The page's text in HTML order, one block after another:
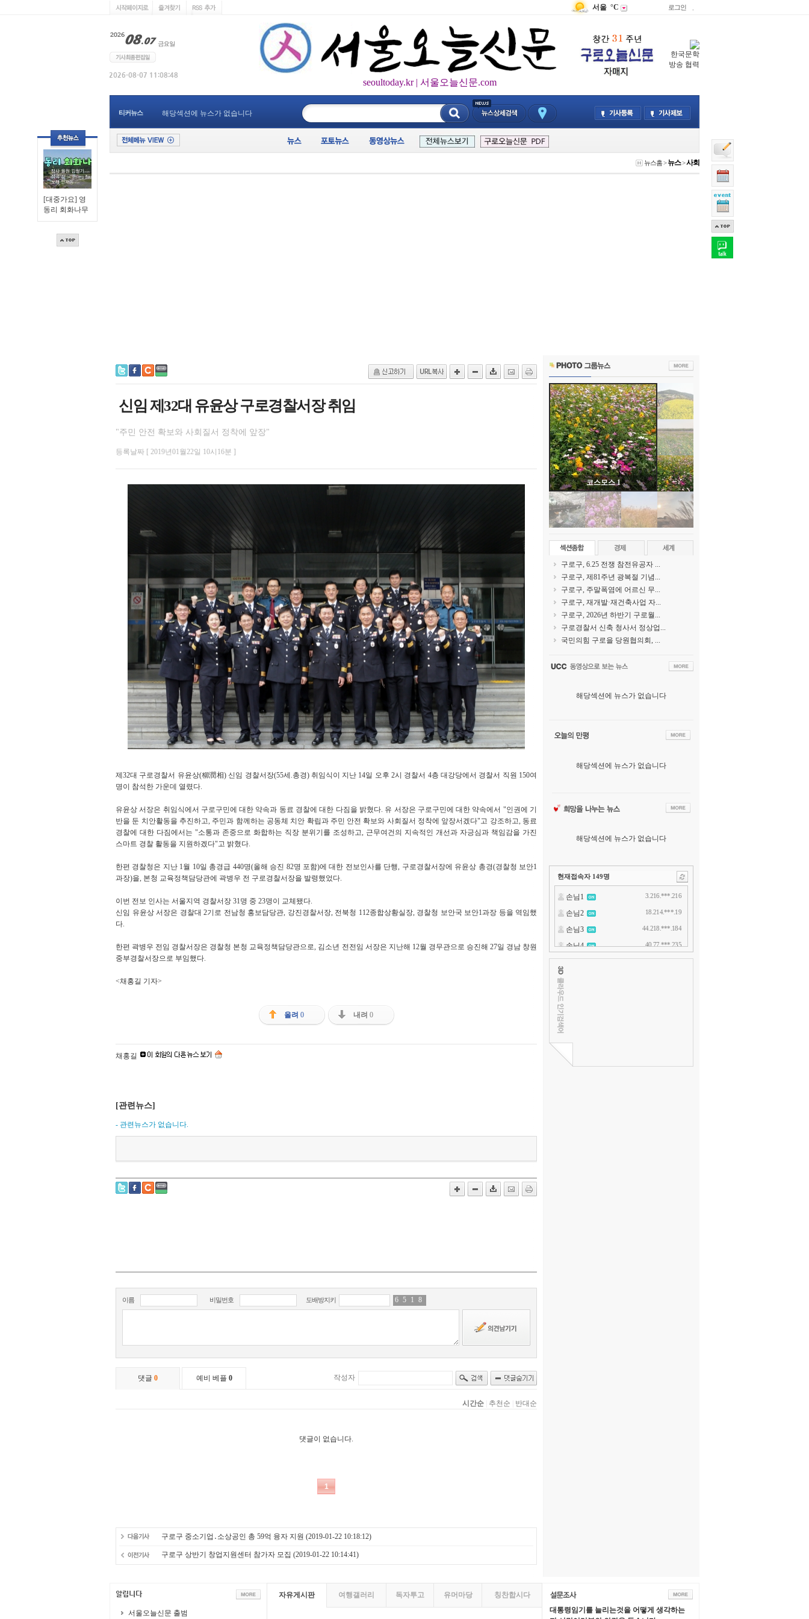
[대중가요] 영
동리 회화나무
서울 °C 로그인
seoultoday.kr | 서울오늘신문.com
한국문학
방송 협력
티커뉴스 해당섹션에 뉴스가 없습니다
뉴스홈>뉴스>사회
신임 제32대 유윤상 구로경찰서장 취임
"주민 안전 확보와 사회질서 정착에 앞장"
등록날짜 [ 2019년01월22일 10시16분 ]
제32대 구로경찰서 유윤상(柳潤相) 신임 경찰서장(55세.총경) 취임식이 지난 14일 오후 2시 경찰서 4층 대강당에서 경찰서 직원 150여
명이 참석한 가운데 열렸다.
유윤상 서장은 취임식에서 구로구민에 대한 약속과 동료 경찰에 대한 다짐을 밝혔다. 유 서장은 구로구민에 대한 약속에서 "인권에 기
반을 둔 치안활동을 추진하고, 주민과 함께하는 공동체 치안 확립과 주민 안전 확보와 사회질서 정착에 앞장서겠다"고 강조하고, 동료
경찰에 대한 다짐에서는 "소통과 존중으로 화합하는 직장 분위기를 조성하고, 근무여건의 지속적인 개선과 자긍심과 책임감을 가진
스마트 경찰 활동을 지원하겠다"고 밝혔다.
한편 경찰청은 지난 1월 10일 총경급 440명(올해 승진 82명 포함)에 대한 전보인사를 단행, 구로경찰서장에 유윤상 총경(경찰청 보안1
과장)을, 본청 교육정책담당관에 곽병우 전 구로경찰서장을 발령했었다.
이번 전보 인사는 서울지역 경찰서장 31명 중 23명이 교체됐다.
신임 유윤상 서장은 경찰대 2기로 전남청 홍보담당관, 강진경찰서장, 전북청 112종합상황실장, 경찰청 보안국 보안1과장 등을 역임했
다.
한편 곽병우 전임 경찰서장은 경찰청 본청 교육정책담당관으로, 김소년 전전임 서장은 지난해 12월 경무관으로 승진해 27일 경남 창원
중부경찰서장으로 부임했다.
<채홍길 기자>
올려 0 내려 0
채홍길
[관련뉴스]
- 관련뉴스가 없습니다.
구로구 중소기업․소상공인 총 59억 융자 지원 (2019-01-22 10:18:12)
구로구 상반기 창업지원센터 참가자 모집 (2019-01-22 10:14:41)
코스모스 1
구로구, 6.25 전쟁 참전유공자 ...
구로구, 제81주년 광복절 기념...
구로구, 주말폭염에 어르신 무...
구로구, 재개발·재건축사업 자...
구로구, 2026년 하반기 구로월...
구로경찰서 신축 청사서 정상업...
국민의힘 구로을 당원협의회, ...
해당섹션에 뉴스가 없습니다
해당섹션에 뉴스가 없습니다
해당섹션에 뉴스가 없습니다
현재접속자 149명
서울오늘신문 출범
자유게시판 여행갤러리 독자투고 유머마당 칭찬합시다
대통령임기를 늘리는것을 어떻게 생각하는